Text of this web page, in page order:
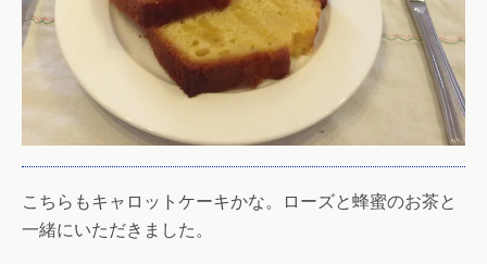
こちらもキャロットケーキかな。ローズと蜂蜜のお茶と
一緒にいただきました。